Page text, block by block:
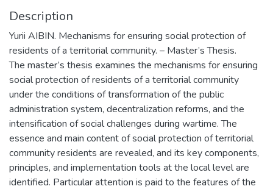
Description
Yurii AIBIN. Mechanisms for ensuring social protection of
residents of a territorial community. – Master’s Thesis.
The master’s thesis examines the mechanisms for ensuring
social protection of residents of a territorial community
under the conditions of transformation of the public
administration system, decentralization reforms, and the
intensification of social challenges during wartime. The
essence and main content of social protection of territorial
community residents are revealed, and its key components,
principles, and implementation tools at the local level are
identified. Particular attention is paid to the features of the